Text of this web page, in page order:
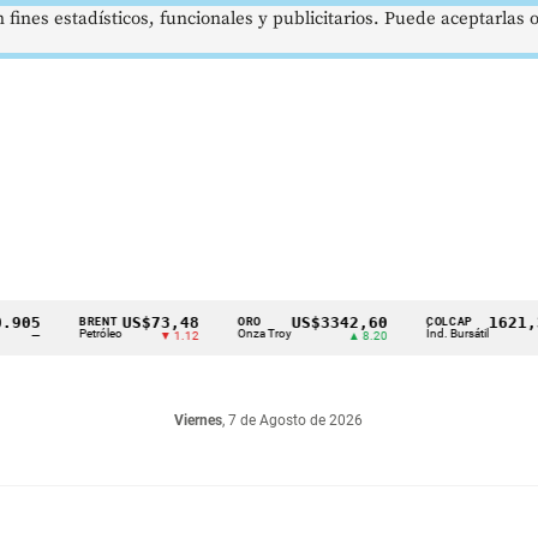
BRENT
Petróleo
US$73,48
▼ 1.12
ORO
Onza Troy
US$3342,60 COLCAP
Índ. Bursátil
1621,34
Viernes, 7 de Agosto de 2026
estadísticos, funcionales y publicitarios. Puede aceptarlas